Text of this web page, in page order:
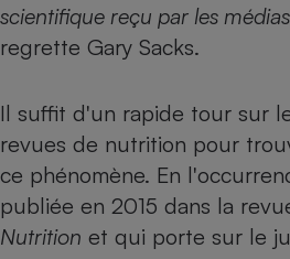
scientifique reçu par les
regrette Gary Sacks.
Il suffit d'un rapide tour sur
revues de nutrition pour
ce phénomène. En
publiée en 2015 dans la
Nutrition et qui porte sur le